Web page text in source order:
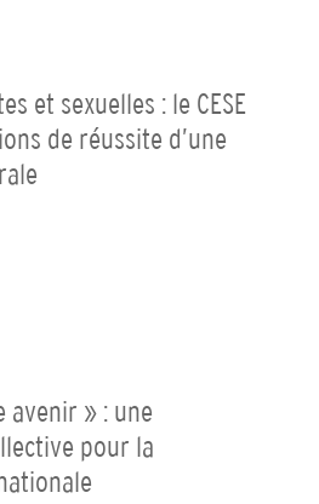
et sexuelles : le CESE
de réussite d’une
avenir » : une
pour la